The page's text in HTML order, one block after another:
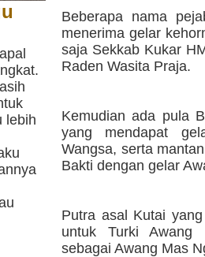
lebih
Beberapa nama
menerima gelar
saja Sekkab Kukar
Raden Wasita Praja.
Kemudian ada pula
yang mendapat
Wangsa, serta
Bakti dengan gelar
Putra asal Kutai
untuk Turki Awang
sebagai Awang Mas